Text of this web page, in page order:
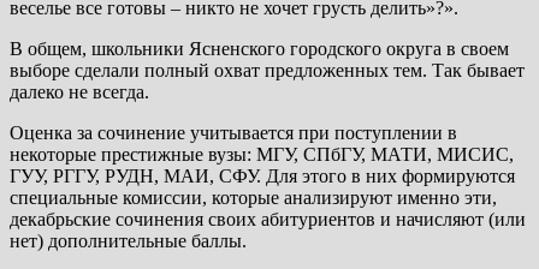
веселье все готовы – никто не хочет грусть делить»?».
В общем, школьники Ясненского городского округа в своем
выборе сделали полный охват предложенных тем. Так бывает
далеко не всегда.
Оценка за сочинение учитывается при поступлении в
некоторые престижные вузы: МГУ, СПбГУ, МАТИ, МИСИС,
ГУУ, РГГУ, РУДН, МАИ, СФУ. Для этого в них формируются
специальные комиссии, которые анализируют именно эти,
декабрьские сочинения своих абитуриентов и начисляют (или
нет) дополнительные баллы.